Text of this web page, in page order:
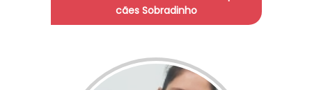
cães Sobradinho